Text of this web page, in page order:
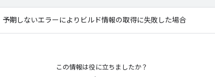
予期しないエラーによりビルド情報の取得に失敗した場合
この情報は役に立ちましたか？